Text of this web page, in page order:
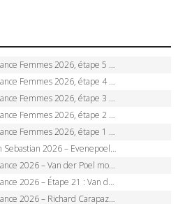
5 – Demi Vollering gagne à Belleville, Reusser en jaune, Ferrand-Prévot coule
étape 4 – Marlen Reusser écrase le chrono, Ferrand-Prévot en crise
étape 3 – Sigrid Haugset en solitaire, 88 km d’échappée, maillot jaune
étape 2 – Lorena Wiebes doublé à Genève, Markus héroïque, 7e record
étape 1 – Lorena Wiebes intouchable à Lausanne, premier maillot jaune
– Evenepoel recordman, 4e victoire, Carapaz battu au sprint
der Poel monumental à Paris, Pogacar égale le record des cinq sacres
: Van der Poel, Pogacar, qui succédera à Wout van Aert sur les Champs-Elysées ?
Carapaz roi des Alpes, doublé et maillot à pois, Seixas perd le podium